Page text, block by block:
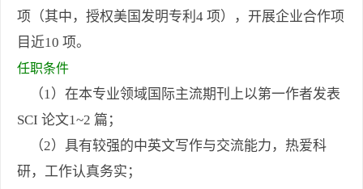
项（其中，授权美国发明专利4 项），开展企业合作项
目近10 项。
任职条件
（1）在本专业领域国际主流期刊上以第一作者发表
SCI 论文1~2 篇；
（2）具有较强的中英文写作与交流能力，热爱科
研，工作认真务实；